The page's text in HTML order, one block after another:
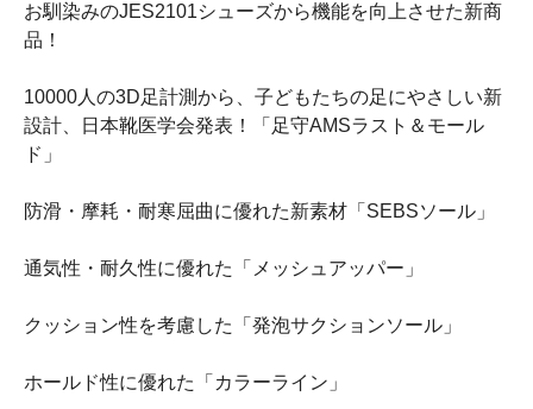
お馴染みのJES2101シューズから機能を向上させた新商
品！
10000人の3D足計測から、子どもたちの足にやさしい新
設計、日本靴医学会発表！「足守AMSラスト＆モール
ド」
防滑・摩耗・耐寒屈曲に優れた新素材「SEBSソール」
通気性・耐久性に優れた「メッシュアッパー」
クッション性を考慮した「発泡サクションソール」
ホールド性に優れた「カラーライン」